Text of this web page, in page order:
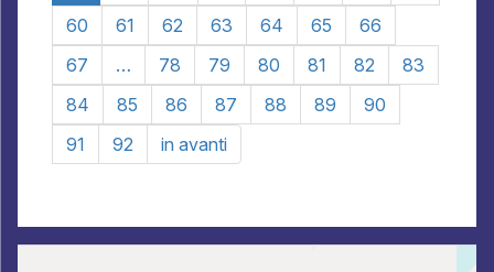
60
61 62 63 64 65
66
67
… 78 79 80 81 82
83
84
85 86 87 88 89
90
91
92 in avanti